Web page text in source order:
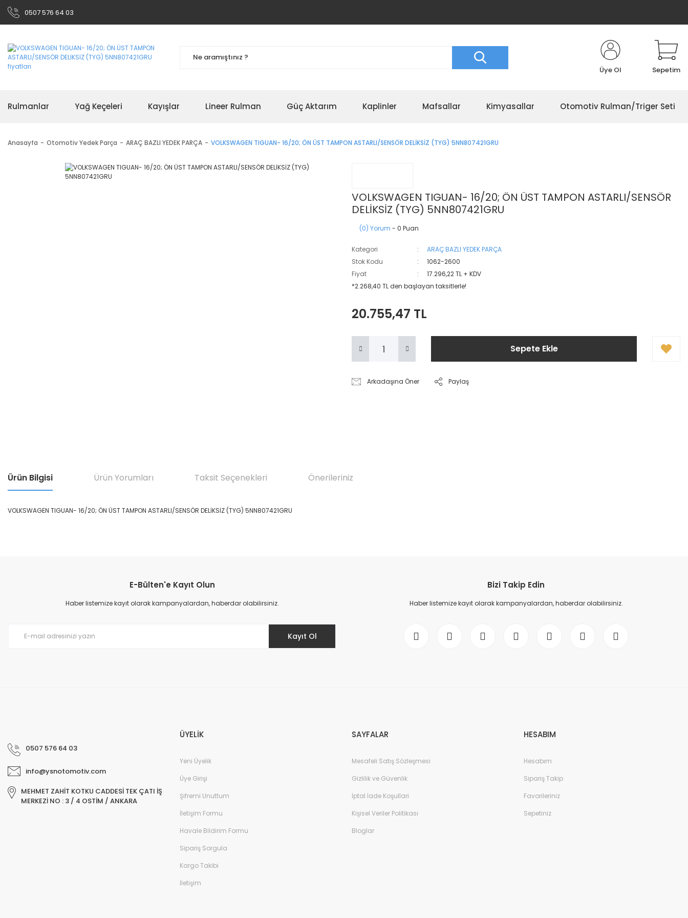
0507 576 64 03
Üye Ol Sepetim
Rulmanlar Yağ Keçeleri Kayışlar Lineer Rulman Güç Aktarım Kaplinler Mafsallar Kimyasallar Otomotiv Rulman/Triger Seti
Anasayfa Otomotiv Yedek Parça ARAÇ BAZLI YEDEK PARÇA VOLKSWAGEN TIGUAN- 16/20; ÖN ÜST TAMPON ASTARLI/SENSÖR DELİKSİZ (TYG) 5NN807421GRU
VOLKSWAGEN TIGUAN- 16/20; ÖN ÜST TAMPON ASTARLI/SENSÖR
DELİKSİZ (TYG) 5NN807421GRU
(0) Yorum - 0 Puan
Kategori
ARAÇ BAZLI YEDEK PARÇA
Stok Kodu
1062-2600
Fiyat
17.296,22 TL + KDV
*2.268,40 TL den başlayan taksitlerle!
20.755,47 TL
Sepete Ekle
Arkadaşına Öner Paylaş
Ürün Bilgisi Ürün Yorumları Taksit Seçenekleri Önerileriniz
VOLKSWAGEN TIGUAN- 16/20; ÖN ÜST TAMPON ASTARLI/SENSÖR DELİKSİZ (TYG) 5NN807421GRU
Ürün resmi kalitesiz, bozuk veya görüntülenemiyor.
Ürün açıklamasında eksik bilgiler bulunuyor.
E-Bülten'e Kayıt Olun
Haber listemize kayıt olarak kampanyalardan, haberdar olabilirsiniz.
Kayıt Ol
Bizi Takip Edin
Haber listemize kayıt olarak kampanyalardan, haberdar olabilirsiniz.
0507 576 64 03
info@ysnotomotiv.com
MEHMET ZAHİT KOTKU CADDESİ TEK ÇATI İŞ
MERKEZİ NO : 3 / 4 OSTİM / ANKARA
ÜYELİK
Yeni Üyelik
Üye Girişi
Şifremi Unuttum
İletişim Formu
Havale Bildirim Formu
Sipariş Sorgula
Kargo Takibi
İletişim
SAYFALAR
Mesafeli Satış Sözleşmesi
Gizlilik ve Güvenlik
İptal İade Koşullari
Kişisel Veriler Politikası
Bloglar
HESABIM
Hesabım
Sipariş Takip
Favorileriniz
Sepetiniz